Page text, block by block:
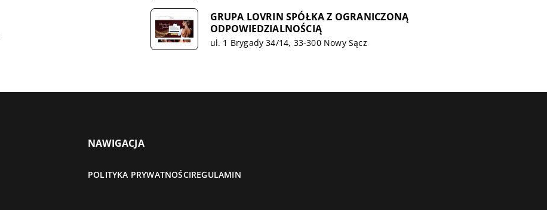
GRUPA LOVRIN SPÓŁKA Z OGRANICZONĄ
ODPOWIEDZIALNOŚCIĄ
ul. 1 Brygady 34/14, 33-300 Nowy Sącz
NAWIGACJA
POLITYKA PRYWATNOŚCIREGULAMIN